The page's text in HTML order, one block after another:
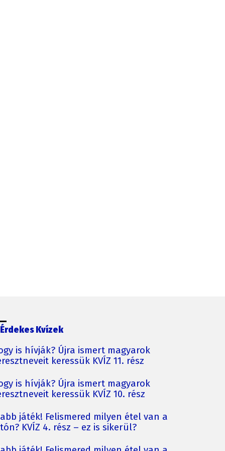
Érdekes Kvízek
is hívják? Újra ismert magyarok
keressük KVÍZ 11. rész
is hívják? Újra ismert magyarok
keressük KVÍZ 10. rész
játék! Felismered milyen étel van a
KVÍZ 4. rész – ez is sikerül?